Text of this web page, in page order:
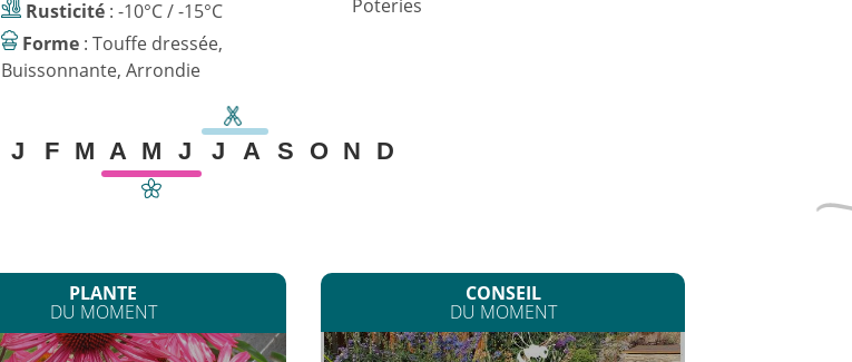
Rusticité : -10°C / -15°C
Forme : Touffe dressée,
Buissonnante, Arrondie
Poteries
J F M A M J J A S O N D
PLANTE
DU MOMENT
CONSEIL
DU MOMENT